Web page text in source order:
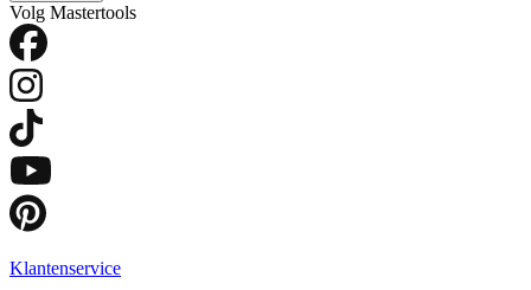
Volg Mastertools
Klantenservice